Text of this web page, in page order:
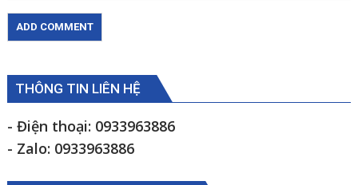
THÔNG TIN LIÊN HỆ
- Điện thoại: 0933963886
- Zalo: 0933963886